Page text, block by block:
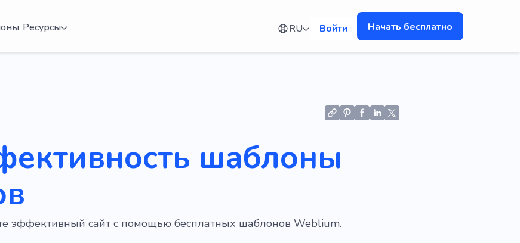
Ресурсы RU Войти Начать бесплатно
шаблоны
эффективный сайт с помощью бесплатных шаблонов Weblium.